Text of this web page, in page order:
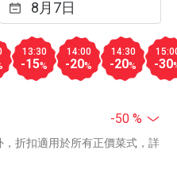
13:30
-15%
14:00
-20%
14:30
-20% -30
-50 %
折扣適用於所有正價菜式，詳